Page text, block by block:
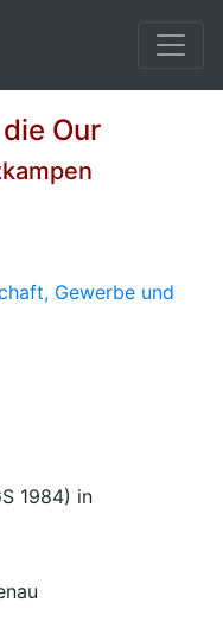
Our
Gewerbe und
1984) in